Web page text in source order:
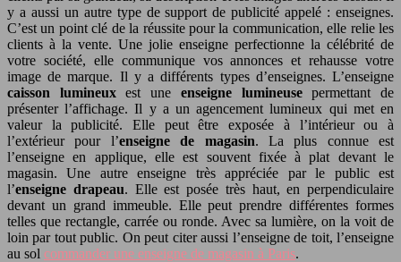
y a aussi un autre type de support de publicité appelé : enseignes.
C’est un point clé de la réussite pour la communication, elle relie les
clients à la vente. Une jolie enseigne perfectionne la célébrité de
votre société, elle communique vos annonces et rehausse votre
image de marque. Il y a différents types d’enseignes. L’enseigne
caisson lumineuxest une enseigne lumineusepermettant de
présenter l’affichage. Il y a un agencement lumineux qui met en
valeur la publicité. Elle peut être exposée à l’intérieur ou à
l’extérieur pour l’enseigne de magasin. La plus connue est
l’enseigne en applique, elle est souvent fixée à plat devant le
magasin. Une autre enseigne très appréciée par le public est
l’enseigne drapeau. Elle est posée très haut, en perpendiculaire
devant un grand immeuble. Elle peut prendre différentes formes
telles que rectangle, carrée ou ronde. Avec sa lumière, on la voit de
loin par tout public. On peut citer aussi l’enseigne de toit, l’enseigne
au sol commander une enseigne de magasin à Paris.